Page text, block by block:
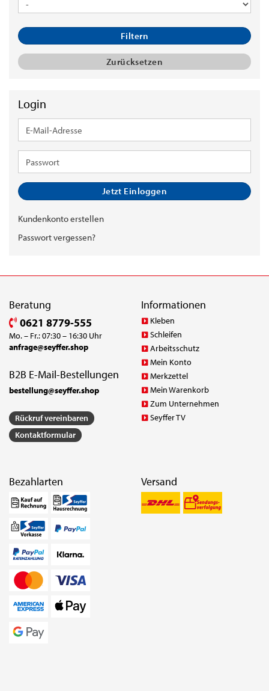
Filtern
Zurücksetzen
Login
E-
Mail-
Passwort
Jetzt Einloggen
Kundenkonto erstellen
Passwort vergessen?
Beratung
0621 8779-555
Mo. – Fr.: 07:30 – 16:30 Uhr
anfrage@seyffer.shop
B2B E-Mail-Bestellungen
bestellung@seyffer.shop
Rückruf vereinbaren
Kontaktformular
Informationen
Kleben
Schleifen
Arbeitsschutz
Mein Konto
Merkzettel
Mein Warenkorb
Zum Unternehmen
Seyffer TV
Bezahlarten Versand